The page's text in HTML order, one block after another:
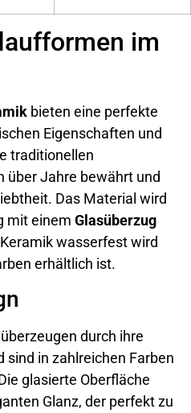
im
bieten eine perfekte
Eigenschaften und
traditionellen
über Jahre bewährt und
Das Material wird
mit einem Glasüberzug
wasserfest wird
erhältlich ist.
durch ihre
sind in zahlreichen Farben
glasierte Oberfläche
Glanz, der perfekt zu